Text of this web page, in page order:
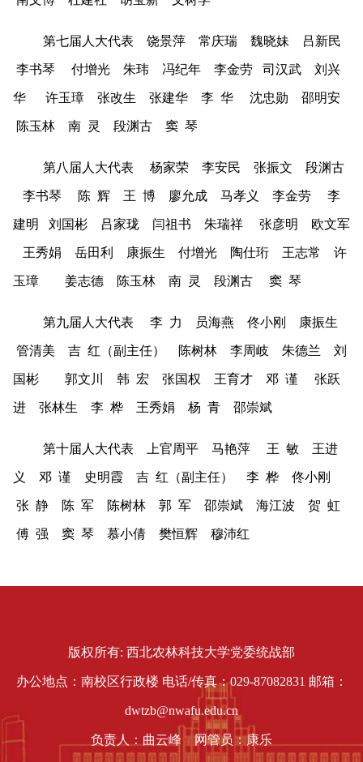
第七届人大代表 饶景萍 常庆瑞 魏晓妹 吕新民
李书琴 付增光 朱玮 冯纪年 李金劳 司汉武 刘兴
华 许玉璋 张改生 张建华 李 华 沈忠勋 邵明安
陈玉林 南 灵 段渊古 窦 琴
第八届人大代表 杨家荣 李安民 张振文 段渊古
李书琴 陈 辉 王 博 廖允成 马孝义 李金劳 李
建明 刘国彬 吕家珑 闫祖书 朱瑞祥 张彦明 欧文军
王秀娟 岳田利 康振生 付增光 陶仕珩 王志常 许
玉璋 姜志德 陈玉林 南 灵 段渊古 窦 琴
第九届人大代表 李 力 员海燕 佟小刚 康振生
管清美 吉 红（副主任） 陈树林 李周岐 朱德兰 刘
国彬 郭文川 韩 宏 张国权 王育才 邓 谨 张跃
进 张林生 李 桦 王秀娟 杨 青 邵崇斌
第十届人大代表 上官周平 马艳萍 王 敏 王进
义 邓 谨 史明霞 吉 红（副主任） 李 桦 佟小刚
张 静 陈 军 陈树林 郭 军 邵崇斌 海江波 贺 虹
傅 强 窦 琴 慕小倩 樊恒辉 穆沛红
版权所有: 西北农林科技大学党委统战部
办公地点：南校区行政楼 电话/传真：029-87082831 邮箱：
dwtzb@nwafu.edu.cn
负责人：曲云峰 网管员：康乐